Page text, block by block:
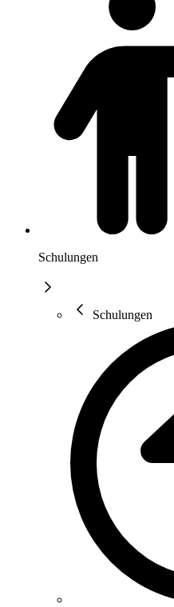
Schulungen
Schulungen